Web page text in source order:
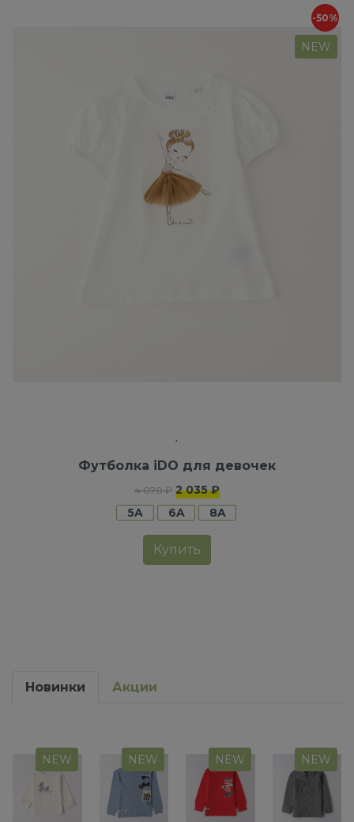
-50%
NEW
Футболка iDO для девочек
4 070 ₽ 2 035 ₽
5A
6A 8A
Купить
Новинки Акции
NEW NEW NEW NEW